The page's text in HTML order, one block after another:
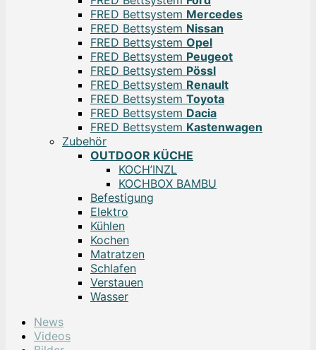
FRED Bettsystem Mercedes
FRED Bettsystem Nissan
FRED Bettsystem Opel
FRED Bettsystem Peugeot
FRED Bettsystem Pössl
FRED Bettsystem Renault
FRED Bettsystem Toyota
FRED Bettsystem Dacia
FRED Bettsystem Kastenwagen
Zubehör
OUTDOOR KÜCHE
KOCH’INZL
KOCHBOX BAMBU
Befestigung
Elektro
Kühlen
Kochen
Matratzen
Schlafen
Verstauen
Wasser
News
Videos